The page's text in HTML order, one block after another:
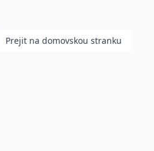
Prejit na domovskou stranku